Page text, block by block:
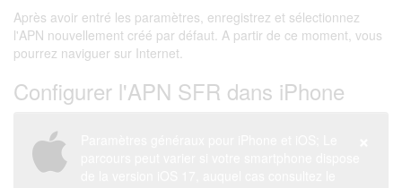
Après avoir entré les paramètres, enregistrez et sélectionnez
l'APN nouvellement créé par défaut. A partir de ce moment, vous
pourrez naviguer sur Internet.
Configurer l'APN SFR dans iPhone